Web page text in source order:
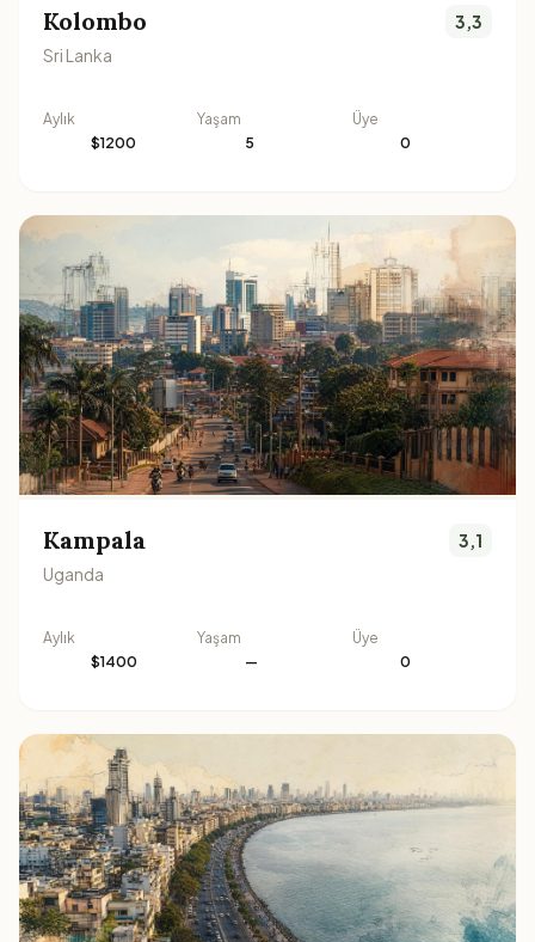
Kolombo
Sri Lanka
3,3
Aylık
$1200
Yaşam
5
Üye
0
Kampala
Uganda
3,1
Aylık
$1400
Yaşam
—
Üye
0